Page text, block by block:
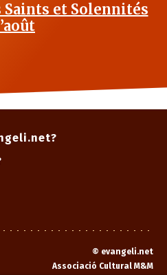
Saints et Solennités
© evangeli.net
Associació Cultural M&M